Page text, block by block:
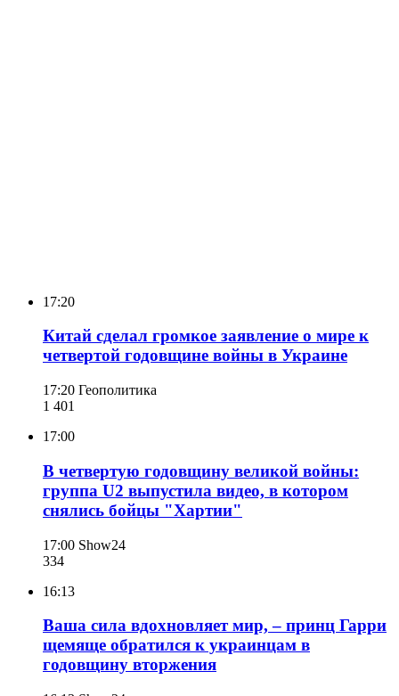
17:20
Китай сделал громкое заявление о мире к
четвертой годовщине войны в Украине
17:20 Геополитика
1 401
17:00
В четвертую годовщину великой войны:
группа U2 выпустила видео, в котором
снялись бойцы "Хартии"
17:00 Show24
334
16:13
Ваша сила вдохновляет мир, – принц Гарри
щемяще обратился к украинцам в
годовщину вторжения